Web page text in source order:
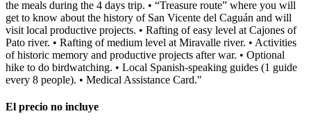
the meals during the 4 days trip. • “Treasure route” where you will
get to know about the history of San Vicente del Caguán and will
visit local productive projects. • Rafting of easy level at Cajones of
Pato river. • Rafting of medium level at Miravalle river. • Activities
of historic memory and productive projects after war. • Optional
hike to do birdwatching. • Local Spanish-speaking guides (1 guide
every 8 people). • Medical Assistance Card."
El precio no incluye